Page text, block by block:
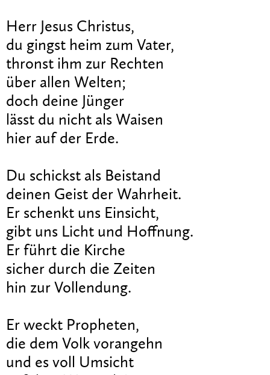
Herr Jesus Christus,
du gingst heim zum Vater,
thronst ihm zur Rechten
über allen Welten;
doch deine Jünger
lässt du nicht als Waisen
hier auf der Erde.
Du schickst als Beistand
deinen Geist der Wahrheit.
Er schenkt uns Einsicht,
gibt uns Licht und Hoffnung.
Er führt die Kirche
sicher durch die Zeiten
hin zur Vollendung.
Er weckt Propheten,
die dem Volk vorangehn
und es voll Umsicht